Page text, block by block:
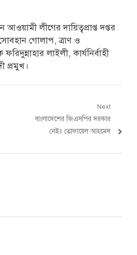
লীগের দায়িত্বপ্রাপ্ত দপ্তর
গোলাপ, ত্রাণ ও
লাইলী, কার্যনির্বাহী
প্রমুখ।
Next
Next
বাংলাদেশের জিএসপির দরকার
নেইঃ তোফায়েল আহমেদ